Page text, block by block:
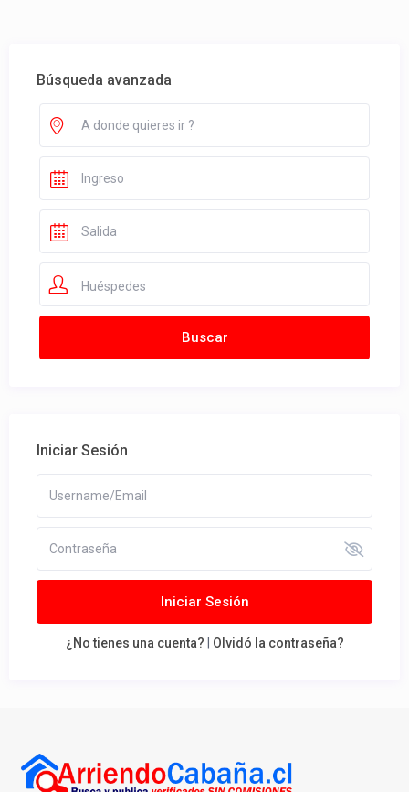
Búsqueda avanzada
Huéspedes
Iniciar Sesión
Iniciar Sesión
¿No tienes una cuenta? Olvidó la contraseña?